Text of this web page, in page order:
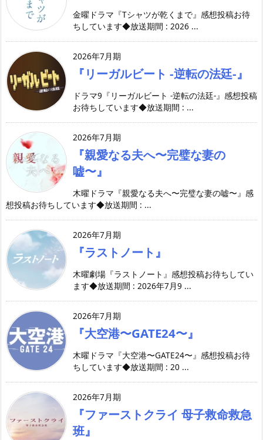
金曜ドラマ『Tシャツが乾くまで』感想投稿お待
ちしています◆放送期間 : 2026 ...
2026年7月期
『リーガルビート -逆転の法廷-』
ドラマ9『リーガルビート -逆転の法廷-』感想投稿
お待ちしています◆放送期間 : ...
2026年7月期
『親愛なる夫へ〜完璧な妻の
嘘〜』
木曜ドラマ『親愛なる夫へ〜完璧な妻の嘘〜』感
想投稿お待ちしています◆放送期間 : ...
2026年7月期
『ラストノート』
木曜劇場『ラストノート』感想投稿お待ちしてい
ます◆放送期間 : 2026年7月9 ...
2026年7月期
『大空港〜GATE24〜』
木曜ドラマ『大空港〜GATE24〜』感想投稿お待
ちしています◆放送期間 : 20 ...
2026年7月期
『ファーストクライ 母子救命救急
班』